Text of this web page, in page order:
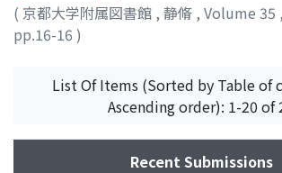
( 京都大学附属図書館 , 静脩 , Volume 35 ,
pp.16-16 )
List Of Items (Sorted by Table of
Ascending order): 1-20 of
Recent Submissions